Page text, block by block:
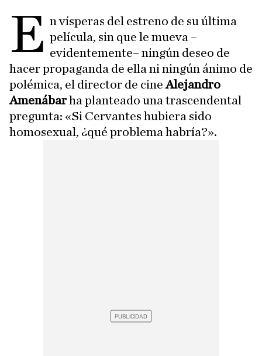
E n vísperas del estreno de su última
película, sin que le mueva –
evidentemente– ningún deseo de
hacer propaganda de ella ni ningún ánimo de
polémica, el director de cineAlejandro
Amenábarha planteado una trascendental
pregunta: «Si Cervantes hubiera sido
homosexual, ¿qué problema habría?».